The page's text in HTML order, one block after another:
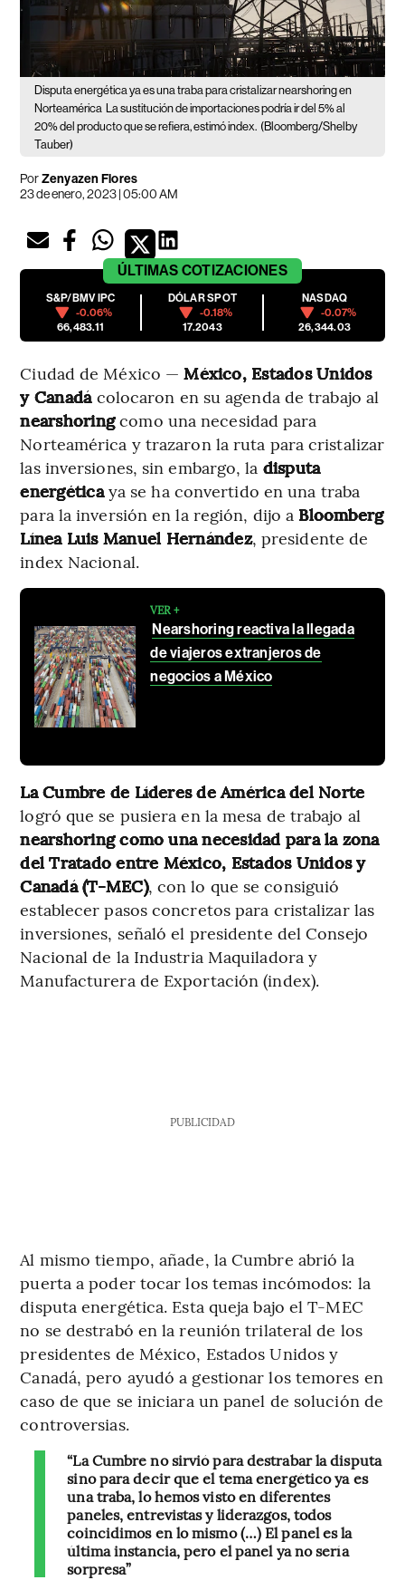
Disputa energética ya es una traba para cristalizar nearshoring en
Norteamérica La sustitución de importaciones podría ir del 5% al
20% del producto que se refiera, estimó index. (Bloomberg/Shelby
Tauber)
PorZenyazen Flores
23 de enero, 2023 | 05:00 AM
ÚLTIMAS COTIZACIONES
S&P/BMV IPC
-0.06%
66,483.11
DÓLAR SPOT
-0.18%
17.2043
NASDAQ
-0.07%
26,344.03
Ciudad de México —México, Estados Unidos
y Canadá colocaron en su agenda de trabajo al
nearshoringcomo una necesidad para
Norteamérica y trazaron la ruta para cristalizar
las inversiones, sin embargo, la disputa
energéticaya se ha convertido en una traba
para la inversión en la región, dijo a Bloomberg
Línea Luis Manuel Hernández, presidente de
index Nacional.
VER +
Nearshoring reactiva la llegada
de viajeros extranjeros de
negocios a México
La Cumbre de Líderes de América del Norte
logró que se pusiera en la mesa de trabajo al
nearshoring como una necesidad para la zona
del Tratado entre México, Estados Unidos y
Canadá (T-MEC), con lo que se consiguió
establecer pasos concretos para cristalizar las
inversiones, señaló el presidente del Consejo
Nacional de la Industria Maquiladora y
Manufacturera de Exportación (index).
PUBLICIDAD
Al mismo tiempo, añade, la Cumbre abrió la
puerta a poder tocar los temas incómodos: la
disputa energética. Esta queja bajo el T-MEC
no se destrabó en la reunión trilateral de los
presidentes de México, Estados Unidos y
Canadá, pero ayudó a gestionar los temores en
caso de que se iniciara un panel de solución de
controversias.
“La Cumbre no sirvió para destrabar la disputa
sino para decir que el tema energético ya es
una traba, lo hemos visto en diferentes
paneles, entrevistas y liderazgos, todos
coincidimos en lo mismo (…) El panel es la
última instancia, pero el panel ya no sería
sorpresa”